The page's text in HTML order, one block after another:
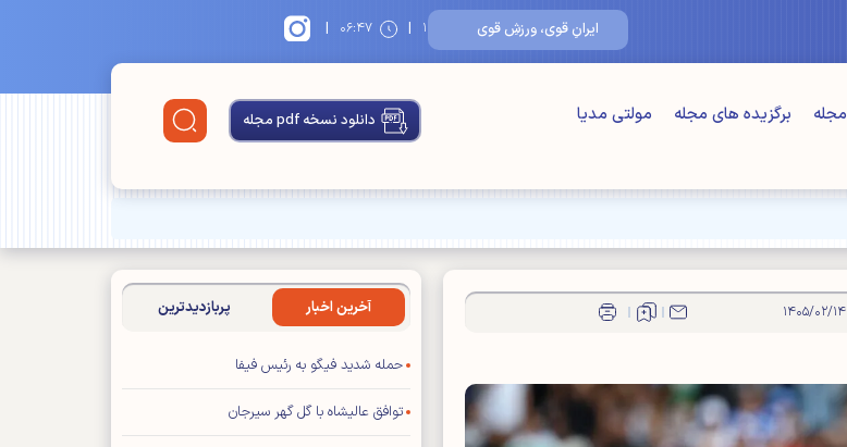
ایرانِ قوی، ورزشِ قوی ۱۵/مرداد/۱۴۰۵ | ۰۶:۴۷ |
برگزیده های مجله مولتی مدیا دانلود نسخه pdf مجله
۱۴۰۵/۰۲/۱۴ آخرین اخبار پربازدیدترین
حمله شدید فیگو به رئیس فیفا
توافق عالیشاه با گل گهر سیرجان